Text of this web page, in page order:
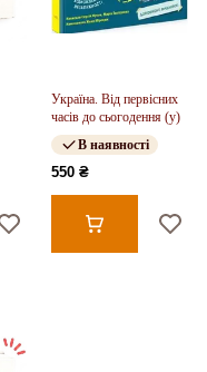
Україна. Від первісних
часів до сьогодення (у)
В наявності
550 ₴